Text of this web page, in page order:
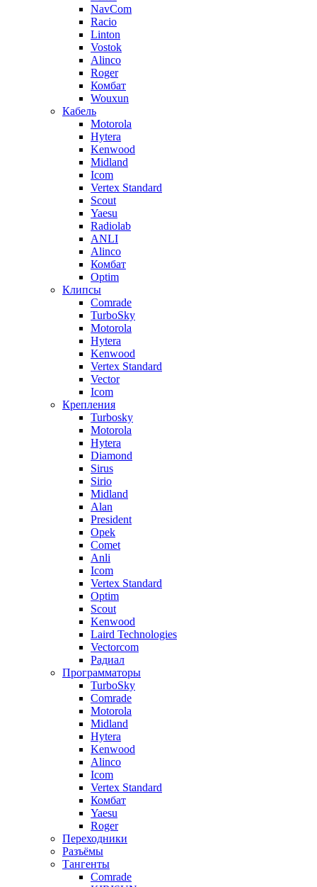
NavCom
Racio
Linton
Vostok
Alinco
Roger
Комбат
Wouxun
Кабель
Motorola
Hytera
Kenwood
Midland
Icom
Vertex Standard
Scout
Yaesu
Radiolab
ANLI
Alinco
Комбат
Optim
Клипсы
Comrade
TurboSky
Motorola
Hytera
Kenwood
Vertex Standard
Vector
Icom
Крепления
Turbosky
Motorola
Hytera
Diamond
Sirus
Sirio
Midland
Alan
President
Opek
Comet
Anli
Icom
Vertex Standard
Optim
Scout
Kenwood
Laird Technologies
Vectorcom
Радиал
Программаторы
TurboSky
Comrade
Motorola
Midland
Hytera
Kenwood
Alinco
Icom
Vertex Standard
Комбат
Yaesu
Roger
Переходники
Разъёмы
Тангенты
Comrade